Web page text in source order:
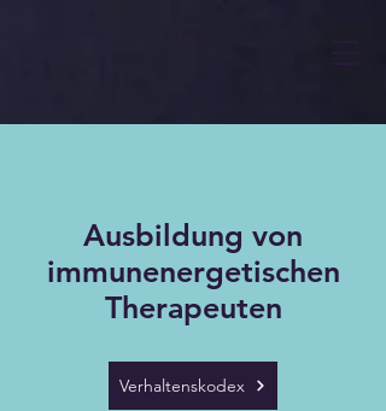
Ausbildung von
immunenergetischen
Therapeuten
Verhaltenskodex